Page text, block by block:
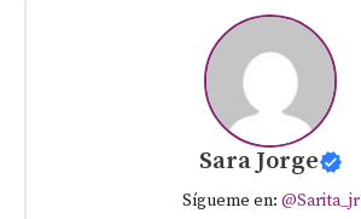
Sara Jorge
Sígueme en: @Sarita_jr